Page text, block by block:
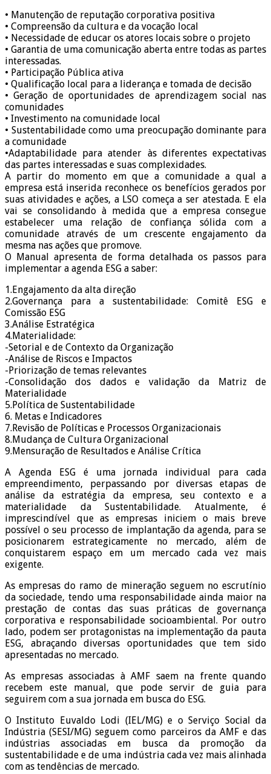
• Manutenção de reputação corporativa positiva
• Compreensão da cultura e da vocação local
• Necessidade de educar os atores locais sobre o projeto
• Garantia de uma comunicação aberta entre todas as partes
interessadas.
• Participação Pública ativa
• Qualificação local para a liderança e tomada de decisão
• Geração de oportunidades de aprendizagem social nas
comunidades
• Investimento na comunidade local
• Sustentabilidade como uma preocupação dominante para
a comunidade
•Adaptabilidade para atender às diferentes expectativas
das partes interessadas e suas complexidades.
A partir do momento em que a comunidade a qual a
empresa está inserida reconhece os benefícios gerados por
suas atividades e ações, a LSO começa a ser atestada. E ela
vai se consolidando à medida que a empresa consegue
estabelecer uma relação de confiança sólida com a
comunidade através de um crescente engajamento da
mesma nas ações que promove.
O Manual apresenta de forma detalhada os passos para
implementar a agenda ESG a saber:
1.Engajamento da alta direção
2.Governança para a sustentabilidade: Comitê ESG e
Comissão ESG
3.Análise Estratégica
4.Materialidade:
-Setorial e de Contexto da Organização
-Análise de Riscos e Impactos
-Priorização de temas relevantes
-Consolidação dos dados e validação da Matriz de
Materialidade
5.Política de Sustentabilidade
6. Metas e Indicadores
7.Revisão de Políticas e Processos Organizacionais
8.Mudança de Cultura Organizacional
9.Mensuração de Resultados e Análise Crítica
A Agenda ESG é uma jornada individual para cada
empreendimento, perpassando por diversas etapas de
análise da estratégia da empresa, seu contexto e a
materialidade da Sustentabilidade. Atualmente, é
imprescindível que as empresas iniciem o mais breve
possível o seu processo de implantação da agenda, para se
posicionarem estrategicamente no mercado, além de
conquistarem espaço em um mercado cada vez mais
exigente.
As empresas do ramo de mineração seguem no escrutínio
da sociedade, tendo uma responsabilidade ainda maior na
prestação de contas das suas práticas de governança
corporativa e responsabilidade socioambiental. Por outro
lado, podem ser protagonistas na implementação da pauta
ESG, abraçando diversas oportunidades que tem sido
apresentadas no mercado.
As empresas associadas à AMF saem na frente quando
recebem este manual, que pode servir de guia para
seguirem com a sua jornada em busca do ESG.
O Instituto Euvaldo Lodi (IEL/MG) e o Serviço Social da
Indústria (SESI/MG) seguem como parceiros da AMF e das
indústrias associadas em busca da promoção da
sustentabilidade e de uma indústria cada vez mais alinhada
com as tendências de mercado.